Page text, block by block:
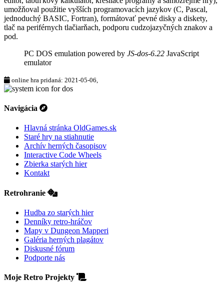
umožňoval použitie vyšších programovacích jazykov (C, Pascal,
jednoduchý BASIC, Fortran), formátovať pevné disky a diskety,
tlač na periférnych tlačiarňach, podporu cudzojazyčných znakov a
pod.
PC DOS emulation powered by JS-dos-6.22 JavaScript
emulator
online hra pridaná: 2021-05-06,
Navigácia
Hlavná stránka OldGames.sk
Staré hry na stiahnutie
Archív herných časopisov
Interactive Code Wheels
Zbierka starých hier
Kontakt
Retrohranie
Hudba zo starých hier
Denníky retro-hráčov
Mapy v Dungeon Mapperi
Galéria herných plagátov
Diskusné fórum
Podporte nás
Moje Retro Projekty